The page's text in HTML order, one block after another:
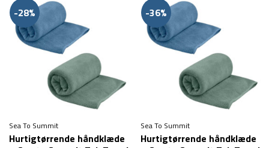
var:
229 kr. 159 kr.
-28%
Sea To Summit
Hurtigtørrende håndklæde
-36%
Sea To Summit
Hurtigtørrende håndklæde